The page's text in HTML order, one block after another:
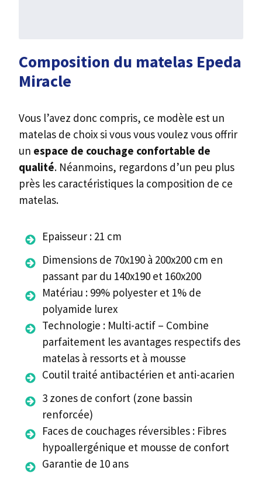
Composition du matelas Epeda
Miracle
Vous l’avez donc compris, ce modèle est un
matelas de choix si vous vous voulez vous offrir
un espace de couchage confortable de
qualité. Néanmoins, regardons d’un peu plus
près les caractéristiques la composition de ce
matelas.
Epaisseur : 21 cm
Dimensions de 70x190 à 200x200 cm en
passant par du 140x190 et 160x200
Matériau : 99% polyester et 1% de
polyamide lurex
Technologie : Multi-actif – Combine
parfaitement les avantages respectifs des
matelas à ressorts et à mousse
Coutil traité antibactérien et anti-acarien
3 zones de confort (zone bassin
renforcée)
Faces de couchages réversibles : Fibres
hypoallergénique et mousse de confort
Garantie de 10 ans